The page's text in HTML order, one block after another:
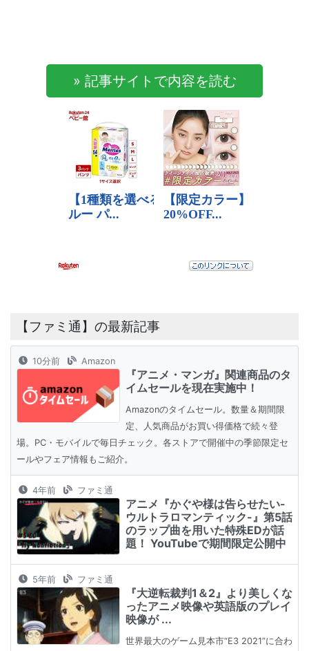
» 記事サイトで内容を読む
【ファミ通】の最新記事
10分前 Amazon
『アニメ・マンガ』関連商品のタ
イムセールを現在実施中！
Amazonのタイムセール。数量＆期間限
定、人気商品がお買い得価格で続々登
場。PC・モバイルで毎日チェック。各ストアで開催中の季節限定セ
ールやフェア情報もご紹介。
4年前 ファミ通
アニメ『かぐや様は告らせたい-
ウルトラロマンティック-』第5話
のラップ曲を用いた特殊EDが話
題！ YouTubeで期間限定公開中
5年前 ファミ通
『大逆転裁判1＆2』より美しくな
ったアニメ映像や英語版のプレイ
映像が ...
世界最大のゲーム見本市“E3 2021”に合わ